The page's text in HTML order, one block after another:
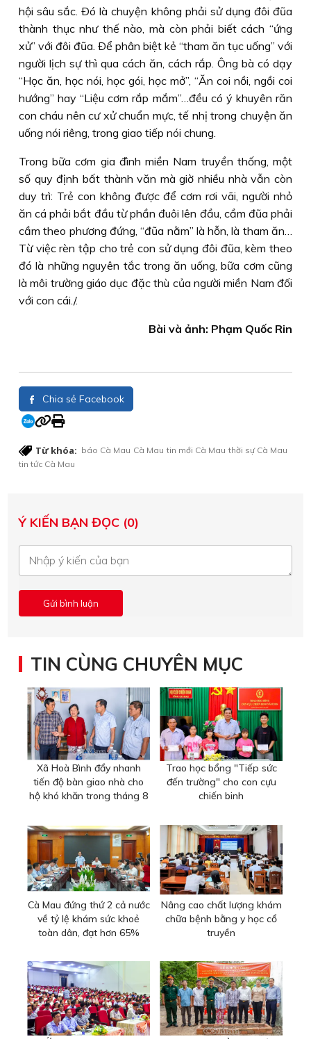
hội sâu sắc. Ðó là chuyện không phải sử dụng đôi đũa
thành thục như thế nào, mà còn phải biết cách “ứng
xử” với đôi đũa. Ðể phân biệt kẻ “tham ăn tục uống” với
người lịch sự thì qua cách ăn, cách rắp. Ông bà có dạy
“Học ăn, học nói, học gói, học mở”, “Ăn coi nồi, ngồi coi
hướng” hay “Liệu cơm rắp mắm”…đều có ý khuyên răn
con cháu nên cư xử chuẩn mực, tế nhị trong chuyện ăn
uống nói riêng, trong giao tiếp nói chung.
Trong bữa cơm gia đình miền Nam truyền thống, một
số quy định bất thành văn mà giờ nhiều nhà vẫn còn
duy trì: Trẻ con không được để cơm rơi vãi, người nhỏ
ăn cá phải bắt đầu từ phần đuôi lên đầu, cầm đũa phải
cầm theo phương đứng, “đũa nằm” là hỗn, là tham ăn…
Từ việc rèn tập cho trẻ con sử dụng đôi đũa, kèm theo
đó là những nguyên tắc trong ăn uống, bữa cơm cũng
là môi trường giáo dục đặc thù của người miền Nam đối
với con cái./.
Bài và ảnh: Phạm Quốc Rin
Chia sẻ Facebook
Từ khóa: báo Cà Mau Cà Mau tin mới Cà Mau thời sự Cà Mau
tin tức Cà Mau
Ý KIẾN BẠN ĐỌC (0)
TIN CÙNG CHUYÊN MỤC
Xã Hoà Bình đẩy nhanh
tiến độ bàn giao nhà cho
hộ khó khăn trong tháng 8
Trao học bổng "Tiếp sức
đến trường" cho con cựu
chiến binh
Cà Mau đứng thứ 2 cả nước
về tỷ lệ khám sức khoẻ
toàn dân, đạt hơn 65%
Nâng cao chất lượng khám
chữa bệnh bằng y học cổ
truyền